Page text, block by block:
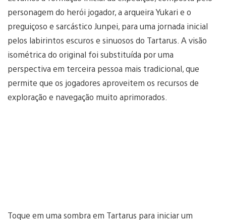
personagem do herói jogador, a arqueira Yukari e o
preguiçoso e sarcástico Junpei, para uma jornada inicial
pelos labirintos escuros e sinuosos do Tartarus. A visão
isométrica do original foi substituída por uma
perspectiva em terceira pessoa mais tradicional, que
permite que os jogadores aproveitem os recursos de
exploração e navegação muito aprimorados.
Toque em uma sombra em Tartarus para iniciar um